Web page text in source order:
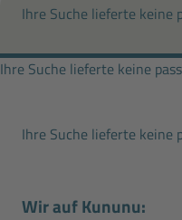
Ihre Suche lieferte keine
Ihre Suche lieferte keine
Ihre Suche lieferte keine
Wir auf Kununu: